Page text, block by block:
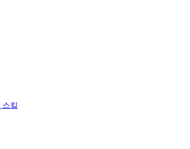
스킬